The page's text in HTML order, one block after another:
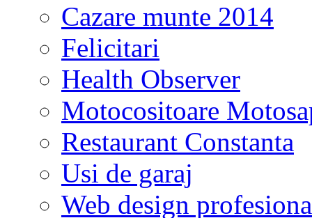
Cazare munte 2014
Felicitari
Health Observer
Motocositoare
Restaurant Constanta
Usi de garaj
Web design